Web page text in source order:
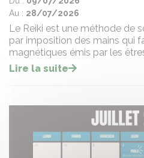
Au : 28/07/2026
Le Reiki est une méthode de
par imposition des mains qui
magnétiques émis par les
Lire la suite